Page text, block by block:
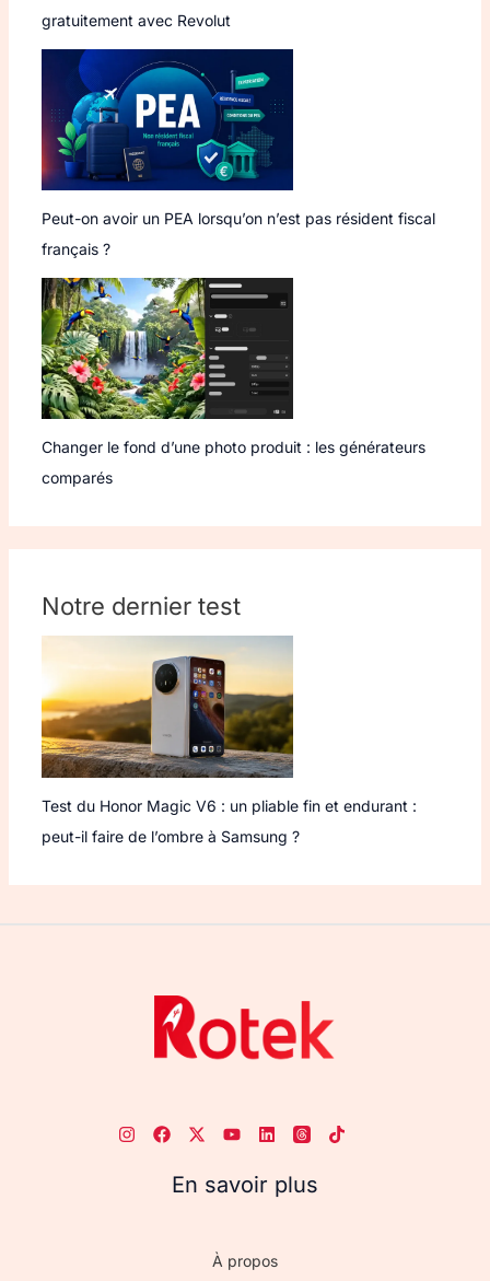
gratuitement avec Revolut
Peut-on avoir un PEA lorsqu’on n’est pas résident fiscal
français ?
Changer le fond d’une photo produit : les générateurs
comparés
Notre dernier test
Test du Honor Magic V6 : un pliable fin et endurant :
peut-il faire de l’ombre à Samsung ?
En savoir plus
À propos